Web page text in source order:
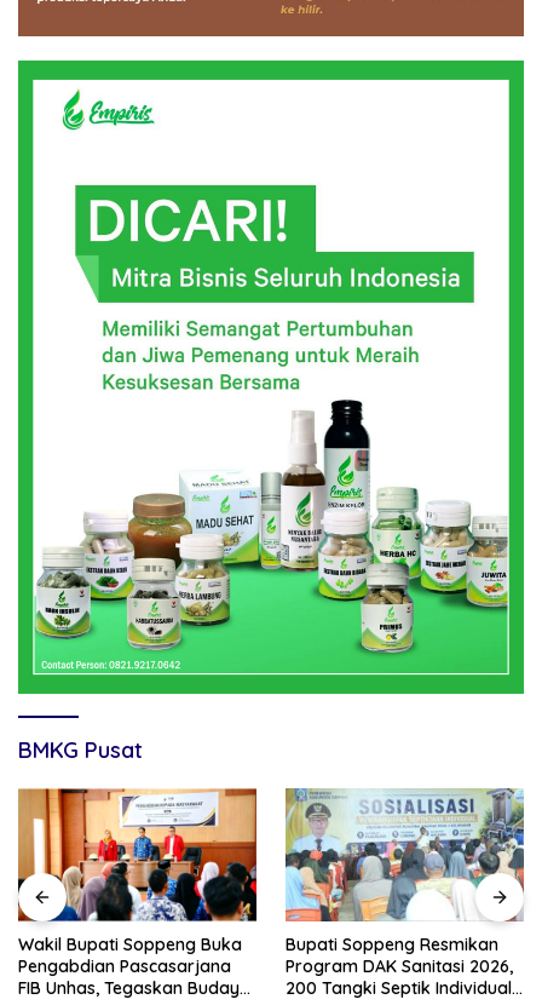
BMKG Pusat
Wakil Bupati Soppeng Buka
Pengabdian Pascasarjana
FIB Unhas, Tegaskan Budaya
Bupati Soppeng Resmikan
Program DAK Sanitasi 2026,
200 Tangki Septik Individual